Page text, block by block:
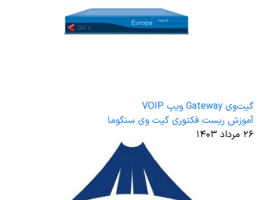
گیت‌وی Gateway ویپ VOIP
آموزش ریست فکتوری گیت وی سنگوما
۲۶ مرداد ۱۴۰۳